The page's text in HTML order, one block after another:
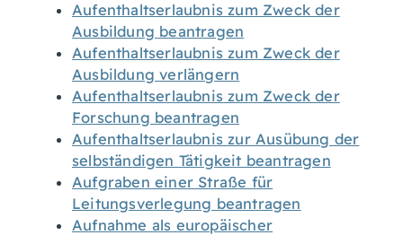
Aufenthaltserlaubnis zum Zweck der
Ausbildung beantragen
Aufenthaltserlaubnis zum Zweck der
Ausbildung verlängern
Aufenthaltserlaubnis zum Zweck der
Forschung beantragen
Aufenthaltserlaubnis zur Ausübung der
selbständigen Tätigkeit beantragen
Aufgraben einer Straße für
Leitungsverlegung beantragen
Aufnahme als europäischer